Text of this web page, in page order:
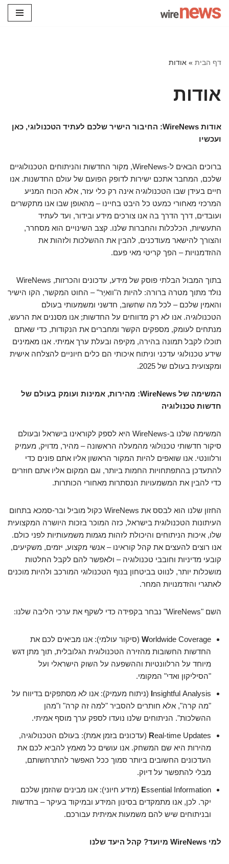
דף הבית » אודות
אודות
אודות WireNews: החיבור הישיר שלכם לעתיד הטכנולוגי, כאן
ועכשיו
ברוכים הבאים ל-WireNews, מקור החדשות והניתוחים הטכנולוגיים
שלכם, המחבר אתכם ישירות לדופק הפועם של עולם החדשנות. אנו
חיים בעידן שבו הטכנולוגיה אינה רק כלי עזר, אלא הכוח המניע
המרכזי מאחורי כמעט כל היבט בחיינו – מהאופן שבו אנו מתקשרים
ועובדים, דרך הדרך בה אנו צורכים מידע ובידור, ועד לעתיד
התעשיות, הכלכלות והחברות שלנו. קצב השינויים הוא מסחרר,
והצורך להישאר מעודכנים, להבין את ההשלכות ולזהות את
ההזדמנויות – הפך קריטי מאי פעם.
בתוך המבול הבלתי פוסק של מידע, עדכונים והכרזות, WireNews
נולד מתוך מטרה ברורה: להיות ה"וואיֶר" – החוט המקשר, הקו הישיר
והאמין שלכם – לכל מה שחשוב, חדשני ומשמעותי בעולם
הטכנולוגיה. אנו לא רק מדווחים על החדשות; אנו מסננים את הרעש,
מנתחים לעומק, מספקים הקשר ומחברים את הנקודות, כדי שאתם
תוכלו לקבל תמונה בהירה, מקיפה ובעלת ערך אמיתי. אנו מאמינים
שידע טכנולוגי עדכני וניתוח איכותי הם כלים חיוניים להצלחה אישית
ומקצועית בעולם של 2025.
המשימה של WireNews: מהירות, אמינות ועומק בעולם של
חדשות טכנולוגיה
המשימה שלנו ב-WireNews היא לספק לקוראינו בישראל ובעולם
סיקור חדשותי טכנולוגי מהמעלה הראשונה – מהיר, מדויק, מעמיק
ורלוונטי. אנו שואפים להיות המקור הראשון אליו אתם פונים כדי
להתעדכן בהתפתחויות החמות ביותר, וגם המקום אליו אתם חוזרים
כדי להבין את המשמעויות הנסתרות מאחורי הכותרות.
החזון שלנו הוא לבסס את WireNews כקול מוביל ובר-סמכא בתחום
העיתונות הטכנולוגית בישראל, כזה המוכר בזכות היושרה המקצועית
שלו, איכות הניתוחים והיכולת לזהות מגמות משמעותיות לפני כולם.
אנו רוצים להעצים את קהל קוראינו – אנשי מקצוע, יזמים, משקיעים,
קובעי מדיניות וחובבי טכנולוגיה – ולאפשר להם לקבל החלטות
מושכלות יותר, לנווט בביטחון בנוף הטכנולוגי המורכב ולהיות מוכנים
לאתגרי והזדמנויות המחר.
השם "WireNews" נבחר בקפידה כדי לשקף את ערכי הליבה שלנו:
W orldwide Coverage (סיקור עולמי): אנו מביאים לכם את
החדשות החשובות מהזירה הטכנולוגית הגלובלית, תוך מתן דגש
מיוחד על הרלוונטיות וההשפעה על השוק הישראלי ועל
"הסיליקון ואדי" המקומי.
I nsightful Analysis (ניתוח מעמיק): אנו לא מסתפקים בדיווח על
"מה קרה", אלא חותרים להסביר "למה זה קרה" ו"מהן
ההשלכות". הניתוחים שלנו נועדו לספק ערך מוסף אמיתי.
R eal-time Updates (עדכונים בזמן אמת): בעולם הטכנולוגיה,
מהירות היא שם המשחק. אנו עושים כל מאמץ להביא לכם את
העדכונים החשובים ביותר סמוך ככל האפשר להתרחשותם,
מבלי להתפשר על דיוק.
E ssential Information (מידע חיוני): אנו מבינים שהזמן שלכם
יקר. לכן, אנו מתמקדים בסינון המידע ובמיקוד בעיקר – בחדשות
ובניתוחים שיש להם משמעות אמיתית עבורכם.
למי WireNews מיועד? קהל היעד שלנו